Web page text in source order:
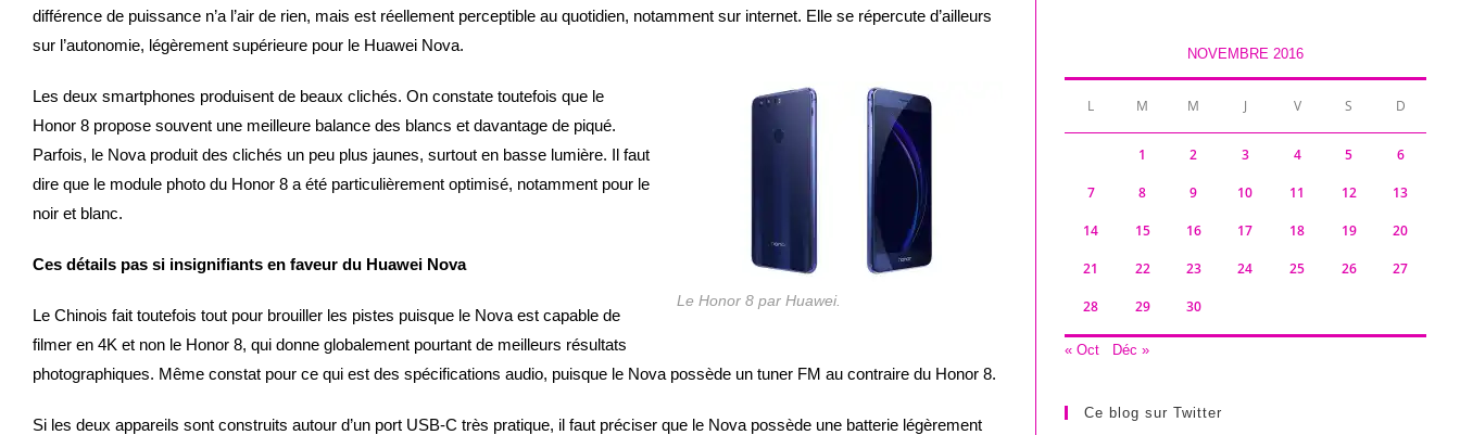
différence de puissance n’a l’air de rien, mais est réellement perceptible au quotidien, notamment sur internet. Elle se répercute d’ailleurs
sur l’autonomie, légèrement supérieure pour le Huawei Nova.
Le Honor 8 par Huawei.
Les deux smartphones produisent de beaux clichés. On constate toutefois que le
Honor 8 propose souvent une meilleure balance des blancs et davantage de piqué.
Parfois, le Nova produit des clichés un peu plus jaunes, surtout en basse lumière. Il faut
dire que le module photo du Honor 8 a été particulièrement optimisé, notamment pour le
noir et blanc.
Ces détails pas si insignifiants en faveur du Huawei Nova
Le Chinois fait toutefois tout pour brouiller les pistes puisque le Nova est capable de
filmer en 4K et non le Honor 8, qui donne globalement pourtant de meilleurs résultats
photographiques. Même constat pour ce qui est des spécifications audio, puisque le Nova possède un tuner FM au contraire du Honor 8.
Si les deux appareils sont construits autour d’un port USB-C très pratique, il faut préciser que le Nova possède une batterie légèrement
NOVEMBRE 2016
L M M J V S D
1 2 3 4 5 6
7 8 9 10 11 12 13
14 15 16 17 18 19 20
21 22 23 24 25 26 27
28 29 30
« Oct Déc »
Ce blog sur Twitter